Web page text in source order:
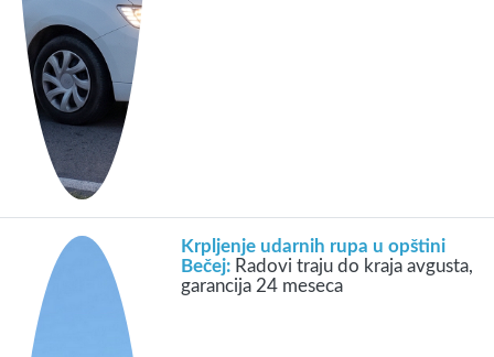
Krpljenje udarnih rupa u opštini
Bečej: Radovi traju do kraja avgusta,
garancija 24 meseca